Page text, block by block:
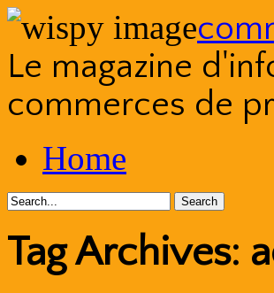
Le magazine
commerces de
to
contentHome
Tag Archives: